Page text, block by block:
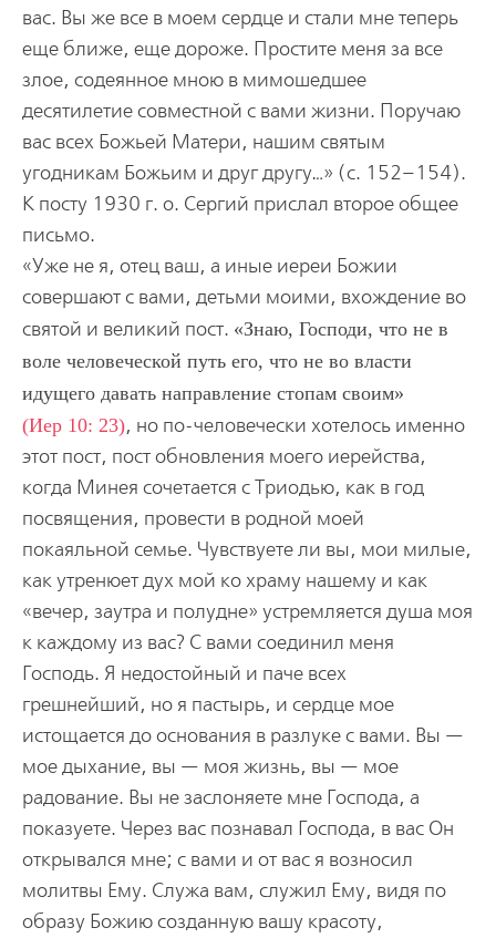
вас. Вы же все в моем сердце и стали мне теперь
еще ближе, еще дороже. Простите меня за все
злое, содеянное мною в мимошедшее
десятилетие совместной с вами жизни. Поручаю
вас всех Божьей Матери, нашим святым
угодникам Божьим и друг другу…» (с. 152–154).
К посту 1930 г. о. Сергий прислал второе общее
письмо.
«Уже не я, отец ваш, а иные иереи Божии
совершают с вами, детьми моими, вхождение во
святой и великий пост.
Знаю, Господи, что не в
воле человеческой путь его, что не во власти
идущего давать направление стопам своим
(Иер 10: 23), но по-человечески хотелось именно
этот пост, пост обновления моего иерейства,
когда Минея сочетается с Триодью, как в год
посвящения, провести в родной моей
покаяльной семье. Чувствуете ли вы, мои милые,
как утренюет дух мой ко храму нашему и как
«вечер, заутра и полудне» устремляется душа моя
к каждому из вас? С вами соединил меня
Господь. Я недостойный и паче всех
грешнейший, но я пастырь, и сердце мое
истощается до основания в разлуке с вами. Вы —
мое дыхание, вы — моя жизнь, вы — мое
радование. Вы не заслоняете мне Господа, а
показуете. Через вас познавал Господа, в вас Он
открывался мне; с вами и от вас я возносил
молитвы Ему. Служа вам, служил Ему, видя по
образу Божию созданную вашу красоту,